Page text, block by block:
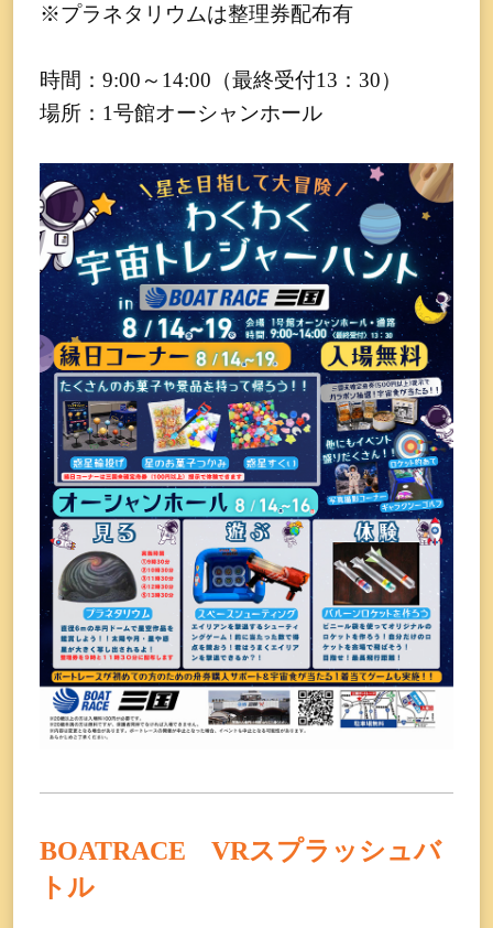
※プラネタリウムは整理券配布有
時間：9:00～14:00（最終受付13：30）
場所：1号館オーシャンホール
BOATRACE VRスプラッシュバ
トル